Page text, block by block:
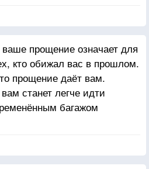
прощение означает для
кто обижал вас в прошлом.
прощение даёт вам.
станет легче идти
багажом